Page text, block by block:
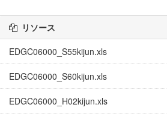
リソース
EDGC06000_S55kijun.xls
EDGC06000_S60kijun.xls
EDGC06000_H02kijun.xls